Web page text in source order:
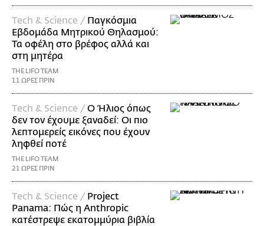
Τech & Science / Παγκόσμια
Εβδομάδα Μητρικού Θηλασμού:
Τα οφέλη στο βρέφος αλλά και
στη μητέρα
THE LIFO TEAM
11 ΩΡΕΣ ΠΡΙΝ
Τech & Science /Ο Ήλιος όπως
δεν τον έχουμε ξαναδεί: Οι πιο
λεπτομερείς εικόνες που έχουν
ληφθεί ποτέ
THE LIFO TEAM
21 ΩΡΕΣ ΠΡΙΝ
Τech & Science / Project
Panama: Πώς η Anthropic
κατέστρεψε εκατομμύρια βιβλία